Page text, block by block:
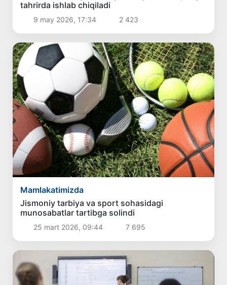
tahrirda ishlab chiqiladi
9 may 2026, 17:34 2 423
Mamlakatimizda
Jismoniy tarbiya va sport sohasidagi
munosabatlar tartibga solindi
25 mart 2026, 09:44 7 695